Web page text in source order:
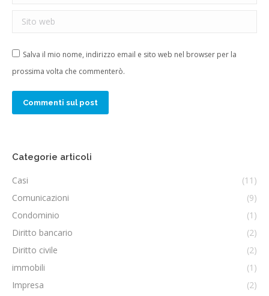
Sito web
Salva il mio nome, indirizzo email e sito web nel browser per la
prossima volta che commenterò.
Commenti sul post
Categorie articoli
Casi
(11)
Comunicazioni
(9)
Condominio
(1)
Diritto bancario
(2)
Diritto civile
(2)
immobili
(1)
Impresa
(2)